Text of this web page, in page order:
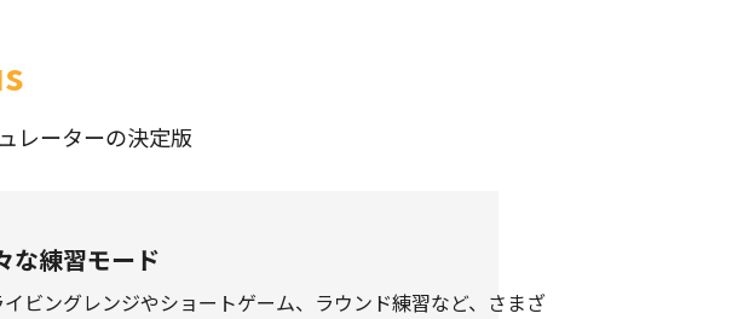
レーターの決定版
な練習モード
イビングレンジやショートゲーム、ラウンド練習など、さまざ